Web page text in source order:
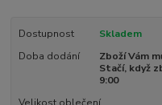
Dostupnost
Skladem
Doba dodání
Zboží Vám
Stačí, když
9:00